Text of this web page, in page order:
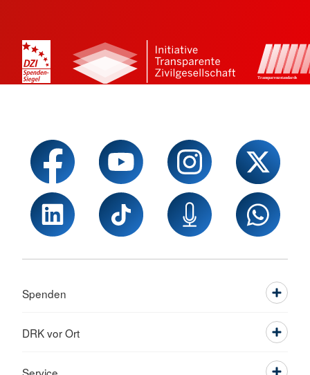
Spenden
DRK vor Ort